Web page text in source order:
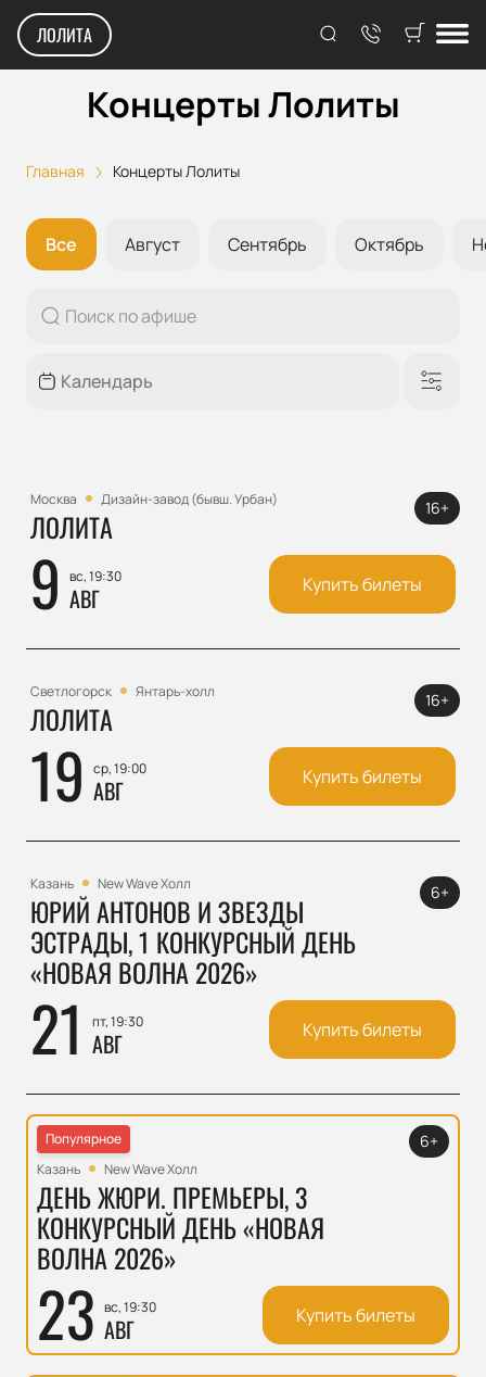
ЛОЛИТА
Концерты Лолиты
Главная Концерты Лолиты
Все Август Сентябрь Октябрь
Москва Дизайн-завод (бывш. Урбан)
ЛОЛИТА
9 вс, 19:30
АВГ
16+
Купить билеты
Светлогорск Янтарь-холл
ЛОЛИТА
19 ср, 19:00
АВГ
16+
Купить билеты
Казань New Wave Холл
ЮРИЙ АНТОНОВ И ЗВЕЗДЫ
ЭСТРАДЫ, 1 КОНКУРСНЫЙ ДЕНЬ
«НОВАЯ ВОЛНА 2026»
21 пт, 19:30
АВГ
6+
Купить билеты
Популярное
Казань
New Wave Холл
ДЕНЬ ЖЮРИ. ПРЕМЬЕРЫ, 3
КОНКУРСНЫЙ ДЕНЬ «НОВАЯ
ВОЛНА 2026»
23 вс, 19:30
АВГ
6+
Купить билеты